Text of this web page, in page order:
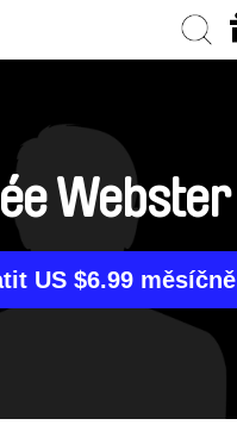
Webster
US $6.99 měsíčně